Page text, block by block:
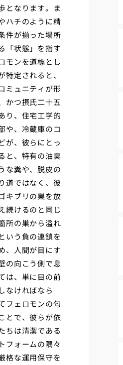
となります。ま
ハチのように精
件が揃った場所
「状態」を指す
モンを道標とし
定されると、
ミュニティが形
かつ摂氏二十五
り、住宅工学的
や、冷蔵庫のコ
が、彼らにとっ
と、特有の油臭
な糞や、脱皮の
道ではなく、彼
キブリの巣を放
続けるのと同じ
所の巣から溢れ
いう負の連鎖を
、人間が目にす
の向こう側で息
は、単に目の前
なければなら
フェロモンの匂
とで、彼らが依
ちは清潔である
フォームの隅々
格な運用保守を